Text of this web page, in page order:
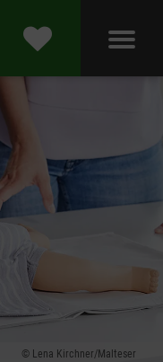
Lena Kirchner/Malteser